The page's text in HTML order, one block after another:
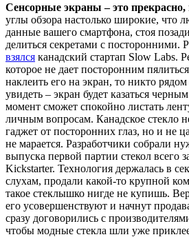
Сенсорные экраны – это прекрасно,
углы обзора настолько широкие, что
данные вашего смартфона, стоя
делиться секретами с посторонними.
взялся канадский стартап Slow Labs.
которое не дает посторонним
наклеить его на экран, то никто
увидеть – экран будет казаться
момент сможет спокойно листать
личным вопросам. Канадское стекло
гаджет от посторонних глаз, но и не
не марается. Разработчики собрали
выпуска первой партии стекол всего
Kickstarter. Технология держалась в
слухам, продали какой-то крупной
такое стеклышко нигде не купишь.
его усовершенствуют и начнут
сразу договорились с
чтобы модные стекла шли уже